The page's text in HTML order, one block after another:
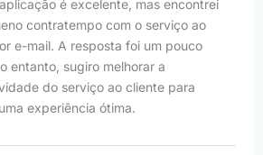
é excelente, mas encontrei
contratempo com o serviço ao
e-mail. A resposta foi um pouco
entanto, sugiro melhorar a
do serviço ao cliente para
experiência ótima.